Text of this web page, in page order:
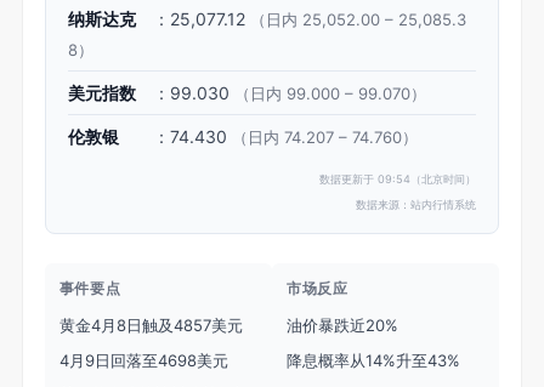
纳斯达克 ：25,077.12
（日内 25,052.00 – 25,085.3
8）
美元指数 ：99.030 （日内 99.000 – 99.070）
伦敦银 ：74.430 （日内 74.207 – 74.760）
数据更新于 09:54（北京时间）
数据来源：站内行情系统
事件要点
黄金4月8日触及4857美元
4月9日回落至4698美元
市场反应
油价暴跌近20%
降息概率从14%升至43%